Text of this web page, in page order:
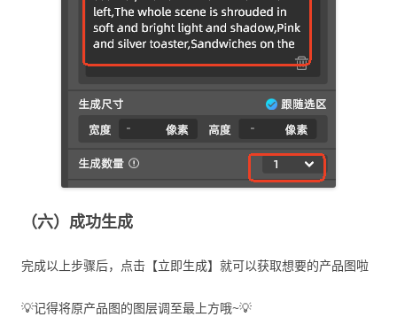
（六）成功生成
完成以上步骤后，点击【立即生成】就可以获取想要的产品图啦
💡记得将原产品图的图层调至最上方哦~💡